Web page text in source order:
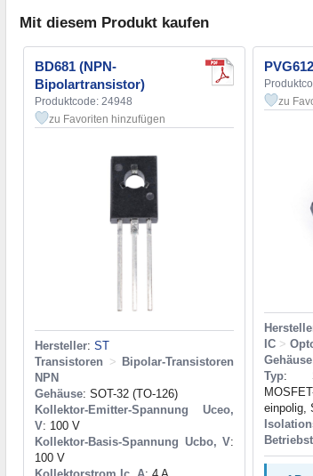
Mit diesem Produkt kaufen
BD681 (NPN-
Bipolartransistor)
Produktcode: 24948
zu Favoriten hinzufügen
Hersteller: ST
Transistoren > Bipolar-Transistoren
NPN
Gehäuse: SOT-32 (TO-126)
Kollektor-Emitter-Spannung Uceo,
V: 100 V
Kollektor-Basis-Spannung Ucbo, V:
100 V
zu
IC >
Gehäuse
Typ:
einpolig,